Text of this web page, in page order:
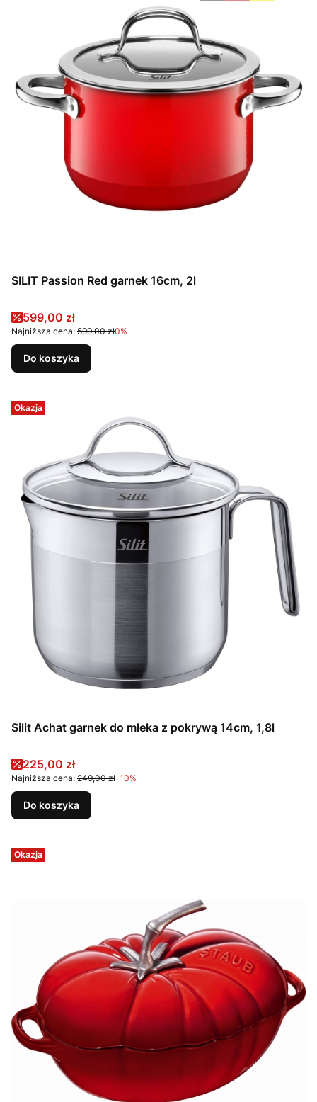
SILIT Passion Red garnek 16cm, 2l
Cena promocyjna
599,00 zł
Najniższa cena: 599,00 zł0%
Do koszyka
Okazja
Silit Achat garnek do mleka z pokrywą 14cm, 1,8l
Cena promocyjna
225,00 zł
Najniższa cena: 249,00 zł-10%
Do koszyka
Okazja